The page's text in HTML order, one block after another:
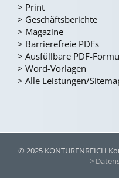
> Print
> Geschäftsberichte
> Magazine
> Barrierefreie PDFs
> Ausfüllbare PDF-
> Word-Vorlagen
> Alle Leistungen/
© 2025 KONTURENREICH
>